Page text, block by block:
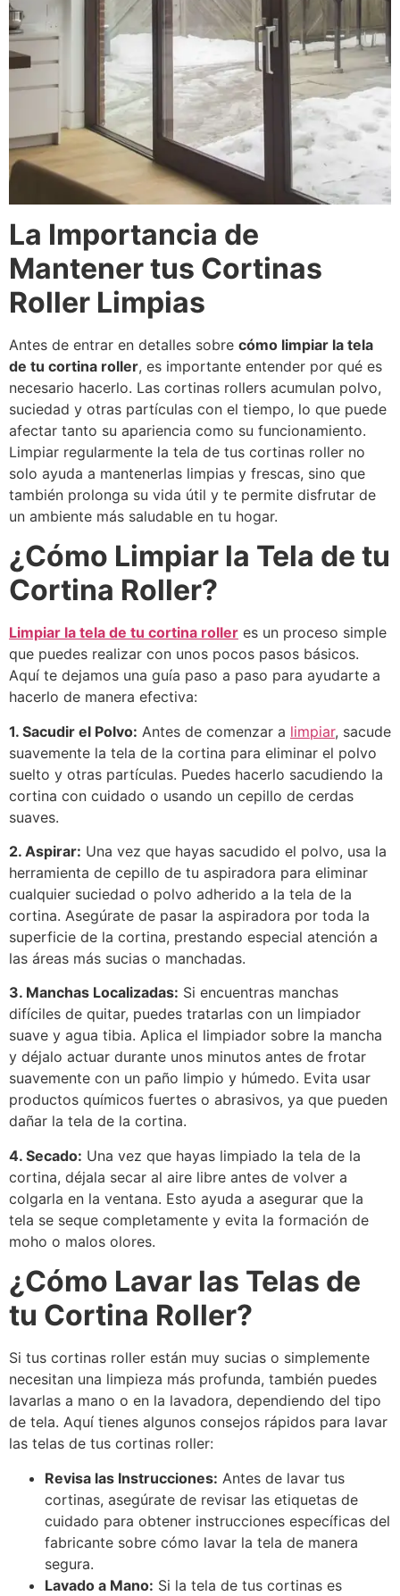
La Importancia de
Mantener tus Cortinas
Roller Limpias
Antes de entrar en detalles sobre cómo limpiar la tela
de tu cortina roller, es importante entender por qué es
necesario hacerlo. Las cortinas rollers acumulan polvo,
suciedad y otras partículas con el tiempo, lo que puede
afectar tanto su apariencia como su funcionamiento.
Limpiar regularmente la tela de tus cortinas roller no
solo ayuda a mantenerlas limpias y frescas, sino que
también prolonga su vida útil y te permite disfrutar de
un ambiente más saludable en tu hogar.
¿Cómo Limpiar la Tela de tu
Cortina Roller?
Limpiar la tela de tu cortina roller es un proceso simple
que puedes realizar con unos pocos pasos básicos.
Aquí te dejamos una guía paso a paso para ayudarte a
hacerlo de manera efectiva:
1. Sacudir el Polvo: Antes de comenzar a limpiar, sacude
suavemente la tela de la cortina para eliminar el polvo
suelto y otras partículas. Puedes hacerlo sacudiendo la
cortina con cuidado o usando un cepillo de cerdas
suaves.
2. Aspirar: Una vez que hayas sacudido el polvo, usa la
herramienta de cepillo de tu aspiradora para eliminar
cualquier suciedad o polvo adherido a la tela de la
cortina. Asegúrate de pasar la aspiradora por toda la
superficie de la cortina, prestando especial atención a
las áreas más sucias o manchadas.
3. Manchas Localizadas: Si encuentras manchas
difíciles de quitar, puedes tratarlas con un limpiador
suave y agua tibia. Aplica el limpiador sobre la mancha
y déjalo actuar durante unos minutos antes de frotar
suavemente con un paño limpio y húmedo. Evita usar
productos químicos fuertes o abrasivos, ya que pueden
dañar la tela de la cortina.
4. Secado: Una vez que hayas limpiado la tela de la
cortina, déjala secar al aire libre antes de volver a
colgarla en la ventana. Esto ayuda a asegurar que la
tela se seque completamente y evita la formación de
moho o malos olores.
¿Cómo Lavar las Telas de
tu Cortina Roller?
Si tus cortinas roller están muy sucias o simplemente
necesitan una limpieza más profunda, también puedes
lavarlas a mano o en la lavadora, dependiendo del tipo
de tela. Aquí tienes algunos consejos rápidos para lavar
las telas de tus cortinas roller:
Revisa las Instrucciones: Antes de lavar tus
cortinas, asegúrate de revisar las etiquetas de
cuidado para obtener instrucciones específicas del
fabricante sobre cómo lavar la tela de manera
segura.
Lavado a Mano: Si la tela de tus cortinas es